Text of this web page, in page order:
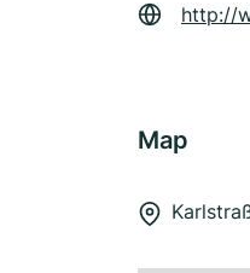
http://
Map